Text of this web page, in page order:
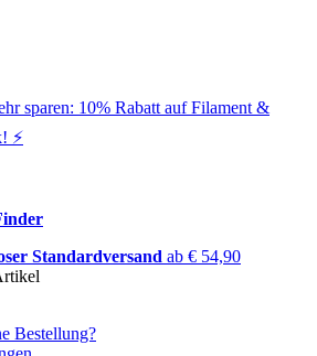
sparen: 10% Rabatt auf Filament &
⚡️
Standardversand ab € 54,90
Bestellung?